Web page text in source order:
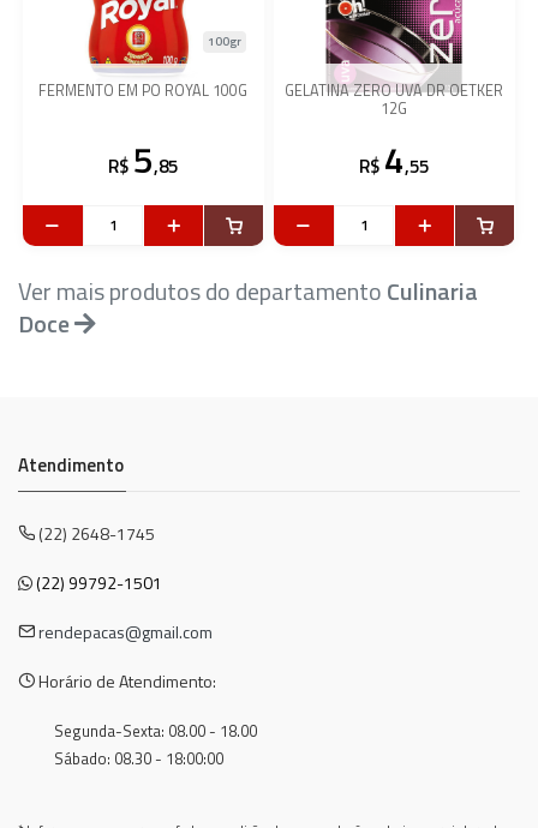
FERMENTO EM PO ROYAL 100G
100gr
R$ 5,85
GELATINA ZERO UVA DR OETKER
12G
R$ 4,55
Ver mais produtos do departamentoCulinaria
Doce
Atendimento
(22) 2648-1745
(22) 99792-1501
rendepacas@gmail.com
Horário de Atendimento:
Segunda-Sexta: 08.00 - 18.00
Sábado: 08.30 - 18:00:00